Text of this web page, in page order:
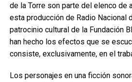
de la Torre son parte del elenco de
esta producción de Radio Nacional
patrocinio cultural de la Fundación
han hecho los efectos que se
consiste, exclusivamente, en el
Los personajes en una ficción